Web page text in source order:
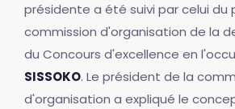
présidente a été suivi par celui du
commission d'organisation de la
du Concours d'excellence en
SISSOKO. Le président de la
d'organisation a expliqué le